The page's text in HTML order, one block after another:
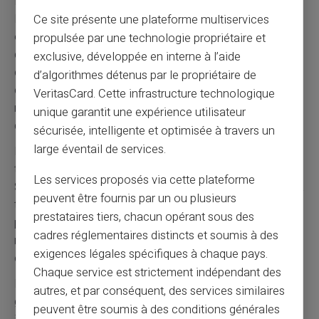
les établissements de monnaie électronique. Ces
organismes respectent les mêmes normes de sécurité
que les banques traditionnelles. La protection des fonds
clients reste garantie par la ségrégation obligatoire. En
cas de défaillance de l'émetteur, les fonds restent
récupérables. Card Veritas travaille exclusivement avec
des partenaires agréés et contrôlés.
sécurité des transactions
technologies de protection bancaire. Les codes 3D
Secure protègent les achats en ligne contre la fraude. La
technologie sans contact limite les risques lors des
paiements physiques. Le blocage instantané de la carte
reste possible via l'application mobile. Ces protections
égalent celles des cartes bancaires traditionnelles.
confidentialité des donnéesrespecte le Règlement
général sur la protection des données européen. Les
Ce site présente une plateforme multiservices
propulsée par une technologie propriétaire et
exclusive, développée en interne à l’aide
d’algorithmes détenus par le propriétaire de
VeritasCard. Cette infrastructure technologique
unique garantit une expérience utilisateur
sécurisée, intelligente et optimisée à travers un
large éventail de services.
Les services proposés via cette plateforme
peuvent être fournis par un ou plusieurs
prestataires tiers, chacun opérant sous des
cadres réglementaires distincts et soumis à des
exigences légales spécifiques à chaque pays.
Chaque service est strictement indépendant des
autres, et par conséquent, des services similaires
peuvent être soumis à des conditions générales